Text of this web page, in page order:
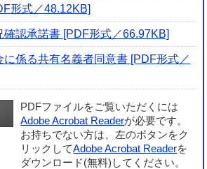
形式／48.12KB]
確認承諾書 [PDF形式／66.97KB]
に係る共有名義者同意書 [PDF形式／
PDFファイルをご覧いただくには
Adobe Acrobat Readerが必要です。
お持ちでない方は、左のボタンをク
リックしてAdobe Acrobat Readerを
ダウンロード(無料)してください。